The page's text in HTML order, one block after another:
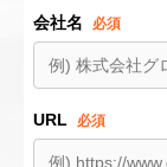
会社名 必須
URL 必須